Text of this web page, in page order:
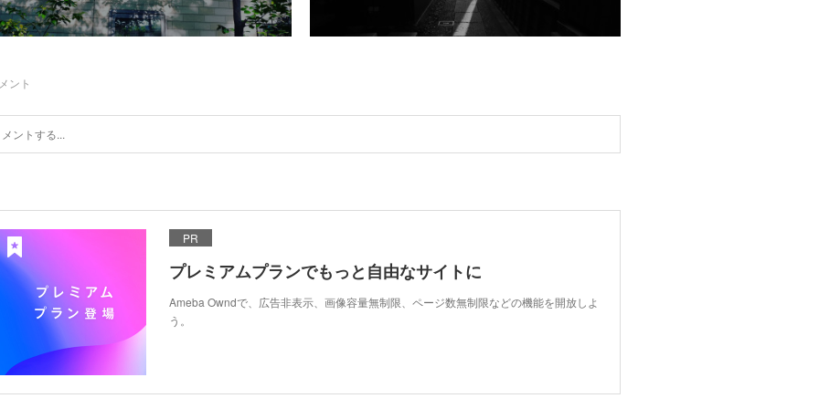
ント
PR
プレミアムプランでもっと自由なサイトに
Ameba Owndで、広告非表示、画像容量無制限、ページ数無制限などの機能を開放しよ
う。